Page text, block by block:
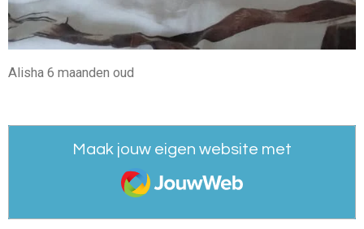
Alisha 6 maanden oud
Maak jouw eigen website met
JouwWeb